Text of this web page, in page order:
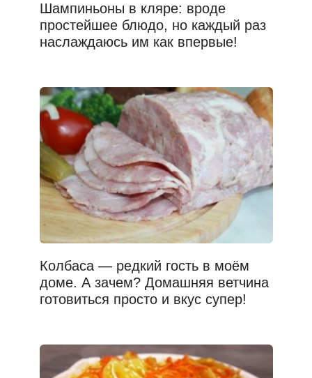
Шампиньоны в кляре: вроде
простейшее блюдо, но каждый раз
наслаждаюсь им как впервые!
Колбаса — редкий гость в моём
доме. А зачем? Домашняя ветчина
готовиться просто и вкус супер!